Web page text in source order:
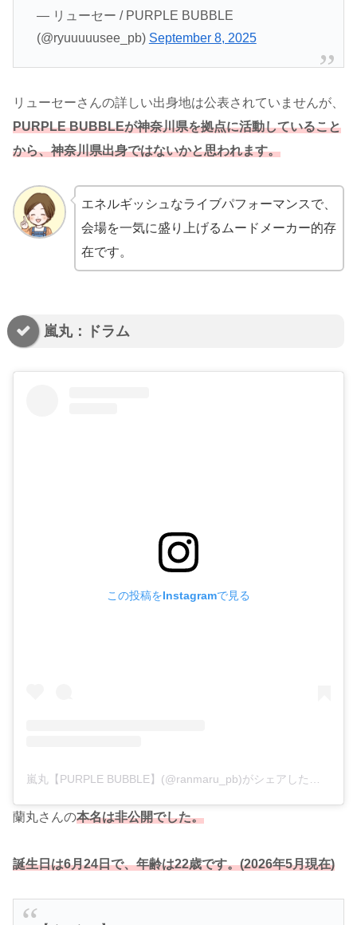
— リューセー / PURPLE BUBBLE
(@ryuuuuusee_pb) September 8, 2025
リューセーさんの詳しい出身地は公表されていませんが、
PURPLE BUBBLEが神奈川県を拠点に活動していること
から、神奈川県出身ではないかと思われます。
エネルギッシュなライブパフォーマンスで、
会場を一気に盛り上げるムードメーカー的存
在です。
嵐丸：ドラム
この投稿をInstagramで見る
蘭丸さんの本名は非公開でした。
誕生日は6月24日で、年齢は22歳です。(2026年5月現在)